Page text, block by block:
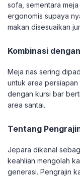
sofa, sementara
ergonomis supaya
makan disesuaikan
Kombinasi
Meja rias sering
untuk area
dengan kursi bar
area santai.
Tentang
Jepara dikenal
keahlian mengolah
generasi. Pengrajin